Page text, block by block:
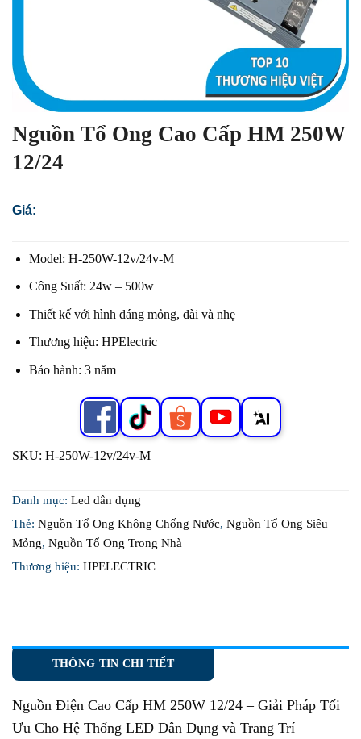
Nguồn Tổ Ong Cao Cấp HM 250W
12/24
Giá:
Model: H-250W-12v/24v-M
Công Suất: 24w – 500w
Thiết kế với hình dáng mỏng, dài và nhẹ
Thương hiệu: HPElectric
Bảo hành: 3 năm
SKU: H-250W-12v/24v-M
Danh mục: Led dân dụng
Thẻ: Nguồn Tổ Ong Không Chống Nước, Nguồn Tổ Ong Siêu
Mỏng, Nguồn Tổ Ong Trong Nhà
Thương hiệu: HPELECTRIC
THÔNG TIN CHI TIẾT
Nguồn Điện Cao Cấp HM 250W 12/24 – Giải Pháp Tối
Ưu Cho Hệ Thống LED Dân Dụng và Trang Trí